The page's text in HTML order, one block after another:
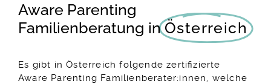
Aware Parenting
Familienberatung inÖsterreich
Es gibt in Österreich folgende zertifizierte
Aware Parenting Familienberater:innen, welche